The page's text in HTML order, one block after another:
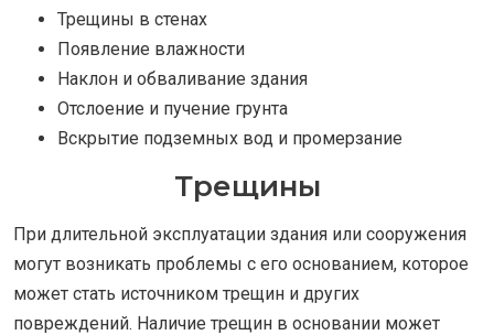
Трещины в стенах
Появление влажности
Наклон и обваливание здания
Отслоение и пучение грунта
Вскрытие подземных вод и промерзание
Трещины
При длительной эксплуатации здания или сооружения
могут возникать проблемы с его основанием, которое
может стать источником трещин и других
повреждений. Наличие трещин в основании может